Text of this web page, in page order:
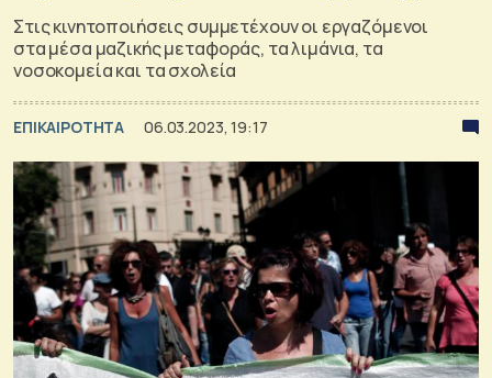
Στις κινητοποιήσεις συμμετέχουν οι εργαζόμενοι
στα μέσα μαζικής μεταφοράς, τα λιμάνια, τα
νοσοκομεία και τα σχολεία
ΕΠΙΚΑΙΡΟΤΗΤΑ 06.03.2023, 19:17